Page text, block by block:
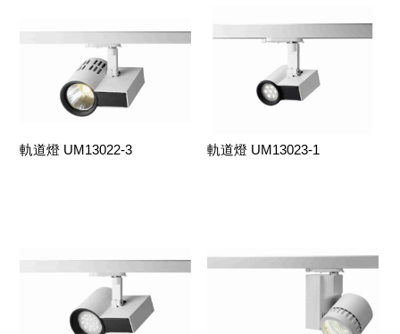
軌道燈 UM13022-3 軌道燈 UM13023-1